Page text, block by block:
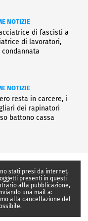
NOTIZIE
di fascisti a
di lavoratori,
condannata
NOTIZIE
resta in carcere, i
dei rapinatori
battono cassa
stati presi da internet,
presenti in questi
alla pubblicazione,
una mail a:
alla cancellazione del